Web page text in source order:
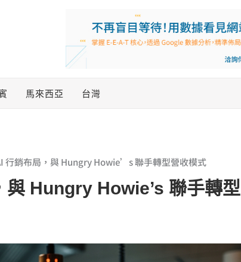
馬來西亞 台灣
行銷布局，與 Hungry Howie’s 聯手轉型營收模式
Hungry Howie’s 聯手轉型